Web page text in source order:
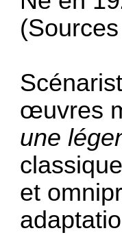
œuvres
une
et